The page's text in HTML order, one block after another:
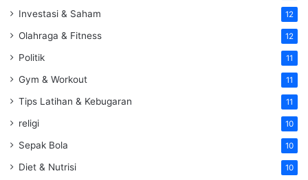
Investasi & Saham 12
Olahraga & Fitness 12
Politik 11
Gym & Workout 11
Tips Latihan & Kebugaran 11
religi 10
Sepak Bola 10
Diet & Nutrisi 10